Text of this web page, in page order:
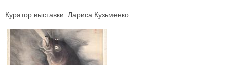
Куратор выставки: Лариса Кузьменко